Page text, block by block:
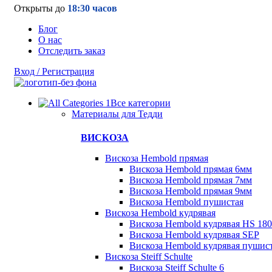
Открыты до 18:30 часов
Блог
О нас
Отследить заказ
Вход / Регистрация
Все категории
Материалы для Тедди
ВИСКОЗА
Вискоза Hembold прямая
Вискоза Hembold прямая 6мм
Вискоза Hembold прямая 7мм
Вискоза Hembold прямая 9мм
Вискоза Hembold пушистая
Вискоза Hembold кудрявая
Вискоза Hembold кудрявая HS 180
Вискоза Hembold кудрявая SEP
Вискоза Hembold кудрявая
Вискоза Steiff Schulte
Вискоза Steiff Schulte 6